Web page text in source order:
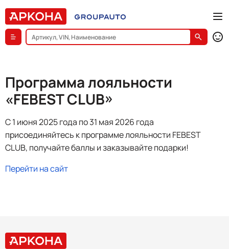
Программа лояльности
«FEBEST CLUB»
C 1 июня 2025 года по 31 мая 2026 года
присоединяйтесь к программе лояльности FEBEST
CLUB, получайте баллы и заказывайте подарки!
Перейти на сайт